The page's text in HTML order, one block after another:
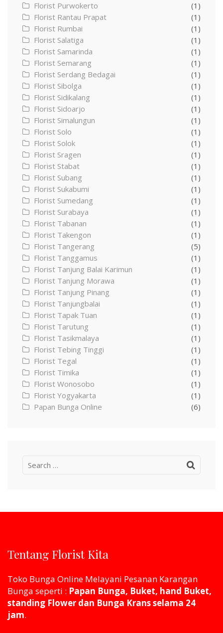
Florist Purwokerto
(1)
Florist Rantau Prapat
(1)
Florist Rumbai
(1)
Florist Salatiga
(1)
Florist Samarinda
(1)
Florist Semarang
(1)
Florist Serdang Bedagai
(1)
Florist Sibolga
(1)
Florist Sidikalang
(1)
Florist Sidoarjo
(1)
Florist Simalungun
(1)
Florist Solo
(1)
Florist Solok
(1)
Florist Sragen
(1)
Florist Stabat
(1)
Florist Subang
(1)
Florist Sukabumi
(1)
Florist Sumedang
(1)
Florist Surabaya
(1)
Florist Tabanan
(1)
Florist Takengon
(1)
Florist Tangerang
(5)
Florist Tanggamus
(1)
Florist Tanjung Balai Karimun
(1)
Florist Tanjung Morawa
(1)
Florist Tanjung Pinang
(1)
Florist Tanjungbalai
(1)
Florist Tapak Tuan
(1)
Florist Tarutung
(1)
Florist Tasikmalaya
(1)
Florist Tebing Tinggi
(1)
Florist Tegal
(1)
Florist Timika
(1)
Florist Wonosobo
(1)
Florist Yogyakarta
(1)
Papan Bunga Online
(6)
Search
Tentang Florist Kita
Toko Bunga Online Melayani Pesanan Karangan
Bunga seperti : Papan Bunga, Buket, hand Buket,
standing Flower dan Bunga Krans selama 24
jam.